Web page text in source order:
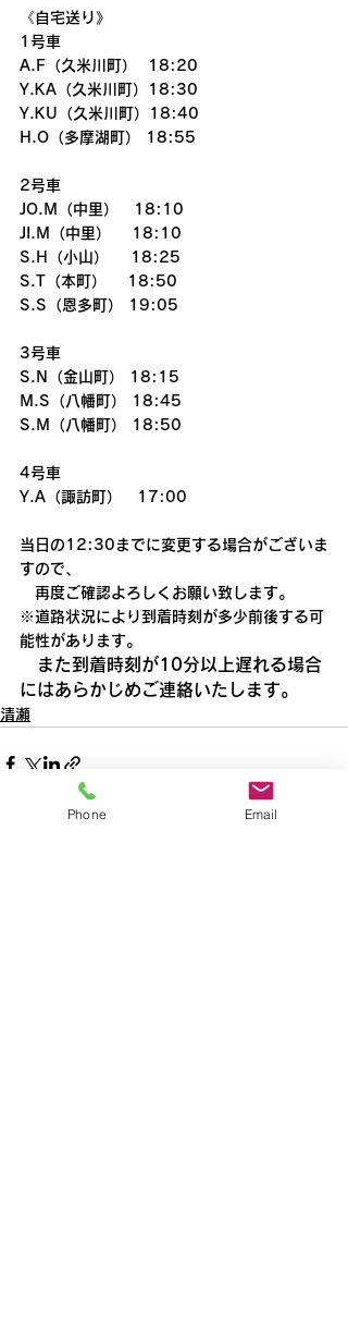
《自宅送り》
1号車
A.F（久米川町）  18:20
Y.KA（久米川町）18:30
Y.KU（久米川町）18:40
H.O（多摩湖町） 18:55
2号車
JO.M（中里）　18:10
JI.M（中里）　 18:10
S.H（小山）    18:25
S.T（本町）　 18:50
S.S（恩多町） 19:05
3号車
S.N（金山町） 18:15
M.S（八幡町） 18:45
S.M（八幡町） 18:50
4号車
Y.A（諏訪町）　17:00
当日の12:30までに変更する場合がございま
すので、
再度ご確認よろしくお願い致します。
※道路状況により到着時刻が多少前後する可
能性があります。
また到着時刻が10分以上遅れる場合
にはあらかじめご連絡いたします。
清瀬
Phone Email